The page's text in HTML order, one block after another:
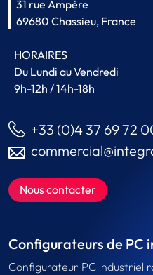
31 rue Ampère
69680 Chassieu, France
HORAIRES
Du Lundi au Vendredi
9h-12h / 14h-18h
+33 (0)4 37 69 72
Nous contacter
Configurateurs de PC
Configurateur PC industriel